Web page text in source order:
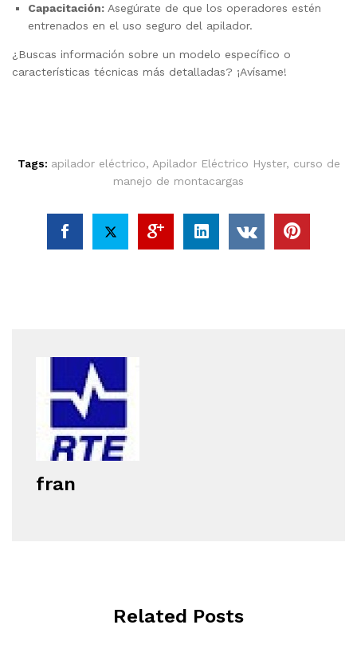
Capacitación: Asegúrate de que los operadores estén
entrenados en el uso seguro del apilador.
¿Buscas información sobre un modelo específico o
características técnicas más detalladas? ¡Avísame!
Tags: apilador eléctrico, Apilador Eléctrico Hyster, curso de
manejo de montacargas
fran
Related Posts